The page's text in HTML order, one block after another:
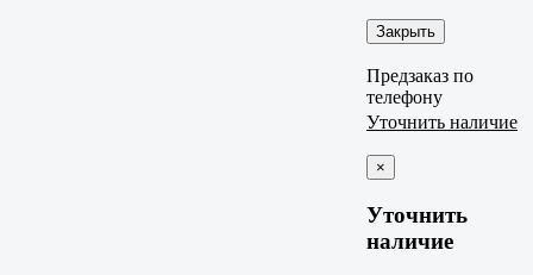
Закрыть
Предзаказ по
телефону
Уточнить наличие
×
Уточнить
наличие